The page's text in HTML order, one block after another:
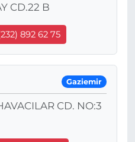
CD.22 B
892 62 75
Gaziemir
CD. NO:3